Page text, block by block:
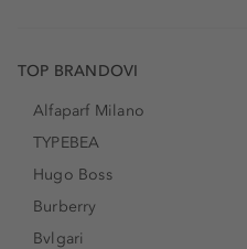
TOP BRANDOVI
Alfaparf Milano
TYPEBEA
Hugo Boss
Burberry
Bvlgari